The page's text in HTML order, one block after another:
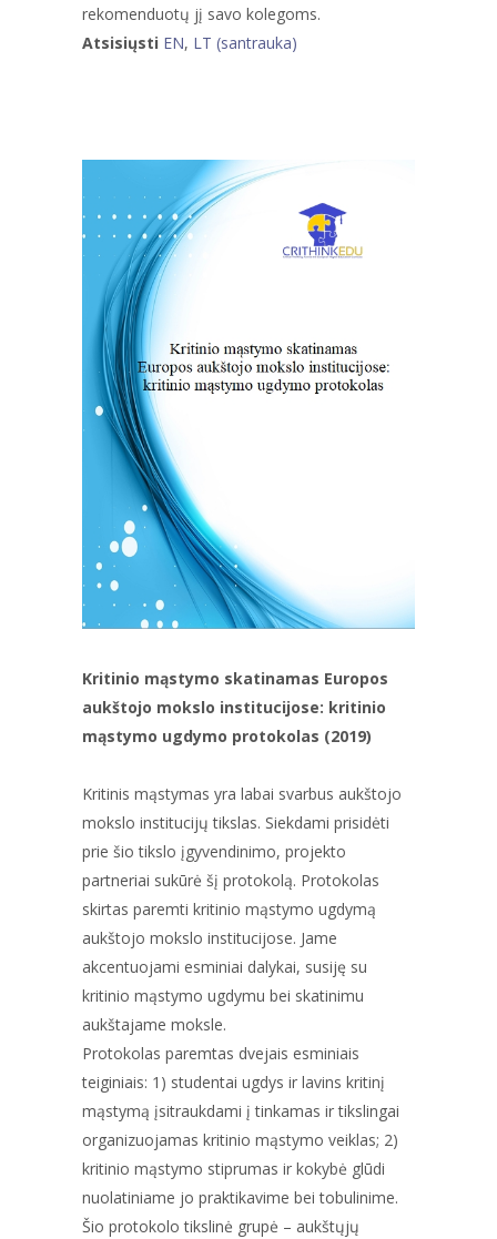
rekomenduotų jį savo kolegoms.
Atsisiųsti EN, LT (santrauka)
Kritinio mąstymo skatinamas Europos
aukštojo mokslo institucijose: kritinio
mąstymo ugdymo protokolas (2019)
Kritinis mąstymas yra labai svarbus aukštojo
mokslo institucijų tikslas. Siekdami prisidėti
prie šio tikslo įgyvendinimo, projekto
partneriai sukūrė šį protokolą. Protokolas
skirtas paremti kritinio mąstymo ugdymą
aukštojo mokslo institucijose. Jame
akcentuojami esminiai dalykai, susiję su
kritinio mąstymo ugdymu bei skatinimu
aukštajame moksle.
Protokolas paremtas dvejais esminiais
teiginiais: 1) studentai ugdys ir lavins kritinį
mąstymą įsitraukdami į tinkamas ir tikslingai
organizuojamas kritinio mąstymo veiklas; 2)
kritinio mąstymo stiprumas ir kokybė glūdi
nuolatiniame jo praktikavime bei tobulinime.
Šio protokolo tikslinė grupė – aukštųjų